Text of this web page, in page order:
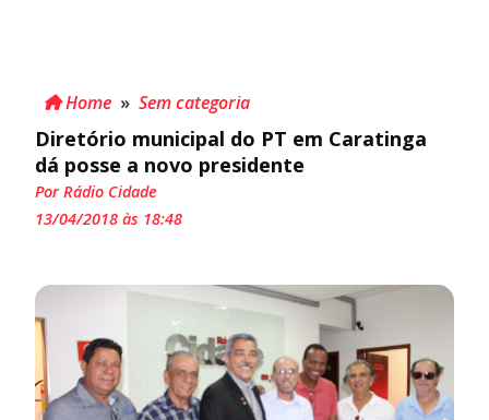
Home » Sem categoria
Diretório municipal do PT em Caratinga
dá posse a novo presidente
Por Rádio Cidade
13/04/2018 às 18:48